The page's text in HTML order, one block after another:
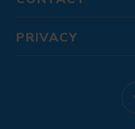
PRIVACY